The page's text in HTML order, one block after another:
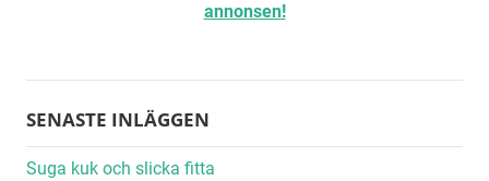
annonsen!
SENASTE INLÄGGEN
Suga kuk och slicka fitta